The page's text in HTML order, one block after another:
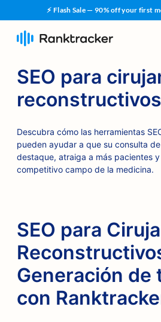
⚡ Flash Sale — 90% off your first
SEO para
reconstructivos
Descubra cómo las herramientas
pueden ayudar a que su consulta
destaque, atraiga a más pacientes
competitivo campo de la medicina.
SEO para
Generación de
con